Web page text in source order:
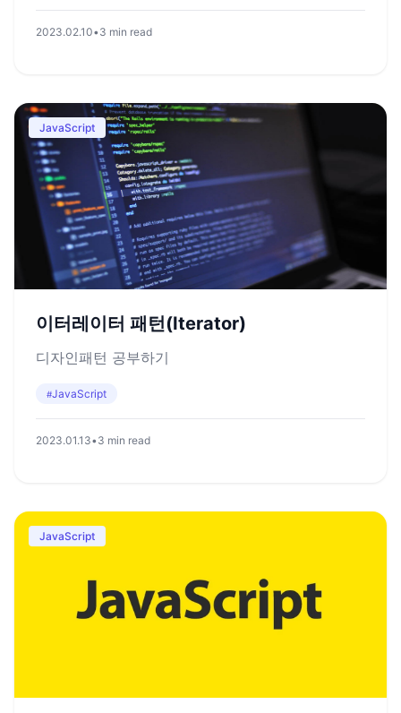
2023.02.10•3 min read
JavaScript
이터레이터 패턴(Iterator)
디자인패턴 공부하기
#JavaScript
2023.01.13•3 min read
JavaScript